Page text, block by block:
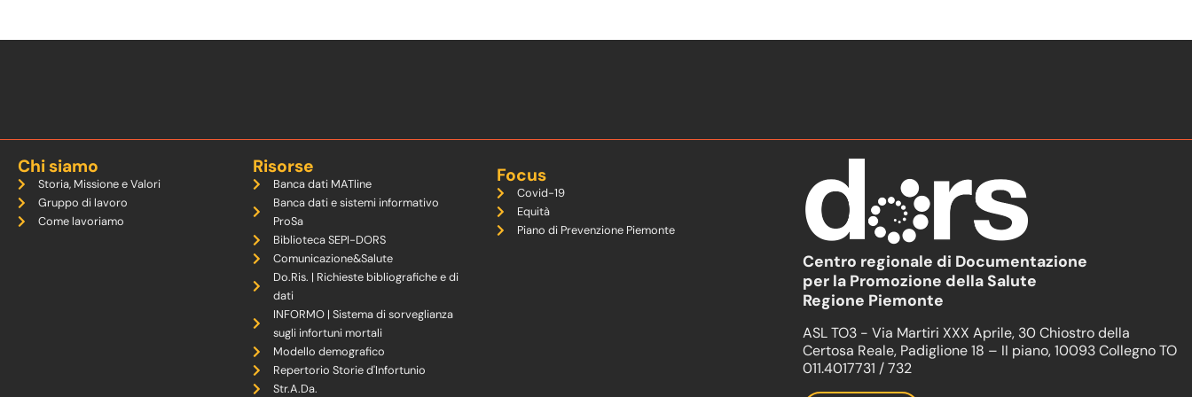
Chi siamo
Storia, Missione e Valori
Gruppo di lavoro
Come lavoriamo
Risorse
Banca dati MATline
Banca dati e sistemi informativo
ProSa
Biblioteca SEPI-DORS
Comunicazione&Salute
Do.Ris. | Richieste bibliografiche e di
dati
INFORMO | Sistema di sorveglianza
sugli infortuni mortali
Modello demografico
Repertorio Storie d'Infortunio
Str.A.Da.
Focus
Covid-19
Equità
Piano di Prevenzione Piemonte
Centro regionale di Documentazione
per la Promozione della Salute
Regione Piemonte
ASL TO3 - Via Martiri XXX Aprile, 30 Chiostro della
Certosa Reale, Padiglione 18 – II piano, 10093 Collegno TO
011.4017731 / 732